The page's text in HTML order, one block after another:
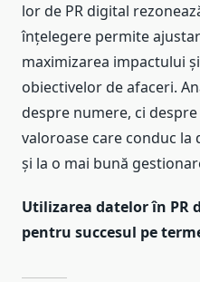
lor de PR digital
înțelegere permite
maximizarea impactului
obiectivelor de afaceri.
despre numere, ci
valoroase care conduc
și la o mai bună
Utilizarea datelor în PR
pentru succesul pe